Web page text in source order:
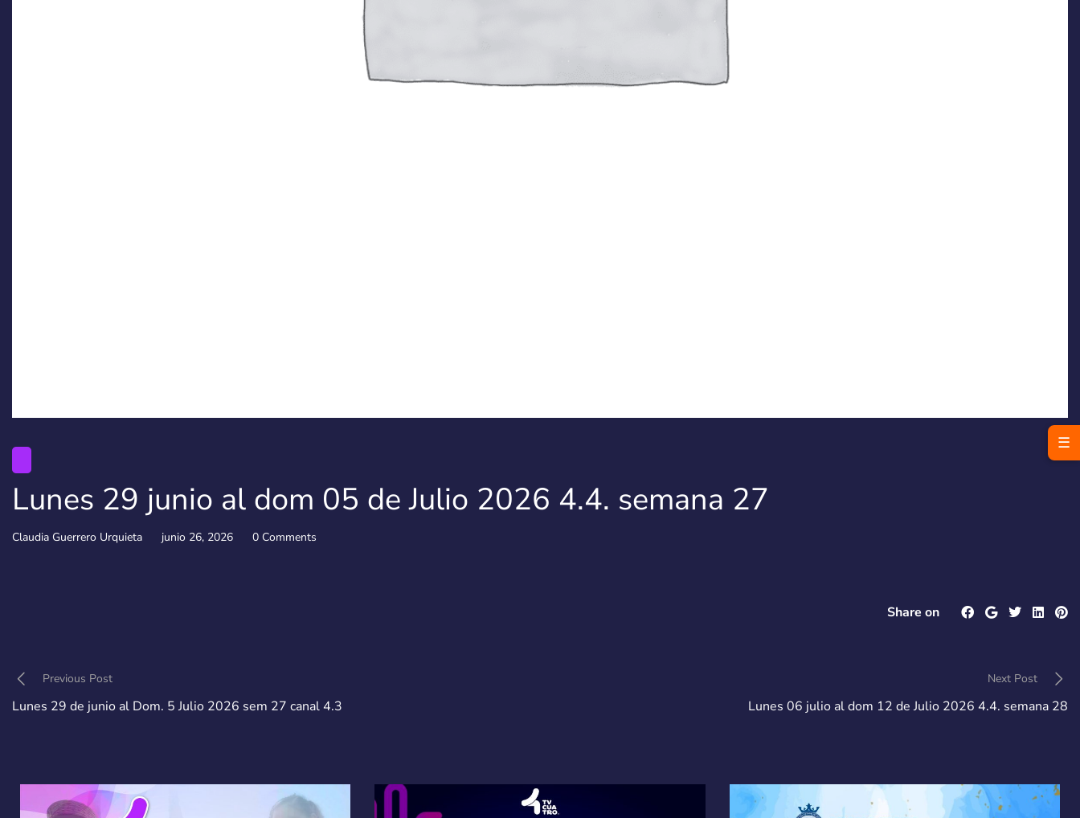
Lunes 29 junio al dom 05 de Julio 2026 4.4. semana 27
Claudia Guerrero Urquieta junio 26, 2026 0 Comments
Share on
Previous Post
Lunes 29 de junio al Dom. 5 Julio 2026 sem 27 canal 4.3
Next Post
Lunes 06 julio al dom 12 de Julio 2026 4.4. semana 28
☰